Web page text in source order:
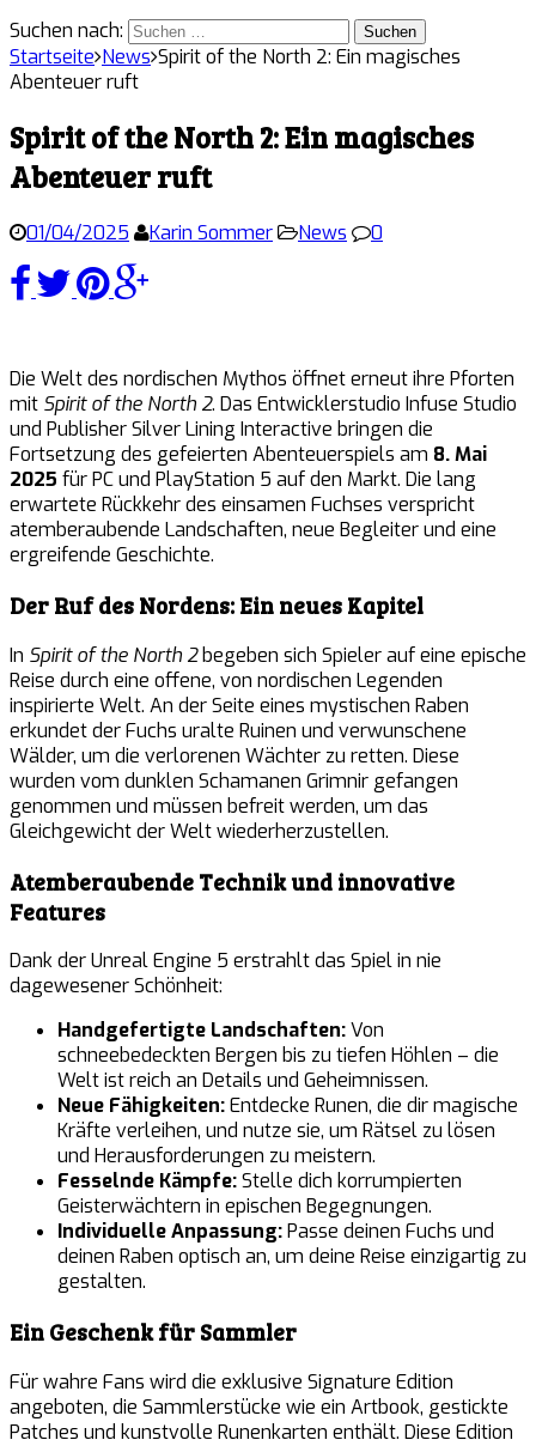
Suchen nach:
Startseite News Spirit of the North 2: Ein magisches
Abenteuer ruft
Spirit of the North 2: Ein magisches
Abenteuer ruft
01/04/2025 Karin Sommer News 0
Die Welt des nordischen Mythos öffnet erneut ihre Pforten
mit Spirit of the North 2. Das Entwicklerstudio Infuse Studio
und Publisher Silver Lining Interactive bringen die
Fortsetzung des gefeierten Abenteuerspiels am 8. Mai
2025 für PC und PlayStation 5 auf den Markt. Die lang
erwartete Rückkehr des einsamen Fuchses verspricht
atemberaubende Landschaften, neue Begleiter und eine
ergreifende Geschichte.
Der Ruf des Nordens: Ein neues Kapitel
In Spirit of the North 2begeben sich Spieler auf eine epische
Reise durch eine offene, von nordischen Legenden
inspirierte Welt. An der Seite eines mystischen Raben
erkundet der Fuchs uralte Ruinen und verwunschene
Wälder, um die verlorenen Wächter zu retten. Diese
wurden vom dunklen Schamanen Grimnir gefangen
genommen und müssen befreit werden, um das
Gleichgewicht der Welt wiederherzustellen.
Atemberaubende Technik und innovative
Features
Dank der Unreal Engine 5 erstrahlt das Spiel in nie
dagewesener Schönheit:
Handgefertigte Landschaften:Von
schneebedeckten Bergen bis zu tiefen Höhlen – die
Welt ist reich an Details und Geheimnissen.
Neue Fähigkeiten:Entdecke Runen, die dir magische
Kräfte verleihen, und nutze sie, um Rätsel zu lösen
und Herausforderungen zu meistern.
Fesselnde Kämpfe:Stelle dich korrumpierten
Geisterwächtern in epischen Begegnungen.
Individuelle Anpassung:Passe deinen Fuchs und
deinen Raben optisch an, um deine Reise einzigartig zu
gestalten.
Ein Geschenk für Sammler
Für wahre Fans wird die exklusive Signature Edition
angeboten, die Sammlerstücke wie ein Artbook, gestickte
Patches und kunstvolle Runenkarten enthält. Diese Edition